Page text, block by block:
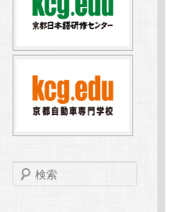
ツ
移
へ
動
検
索